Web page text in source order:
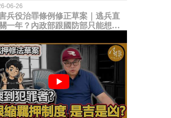
06-26
兵役治罪條例修正草案｜逃兵直
一年？內政部跟國防部只能想到